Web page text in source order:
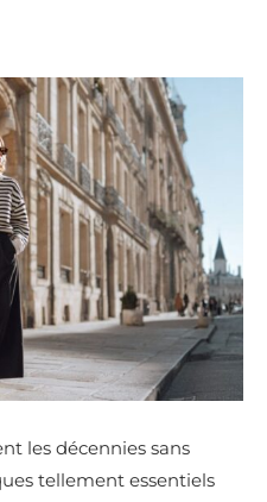
les décennies sans
tellement essentiels